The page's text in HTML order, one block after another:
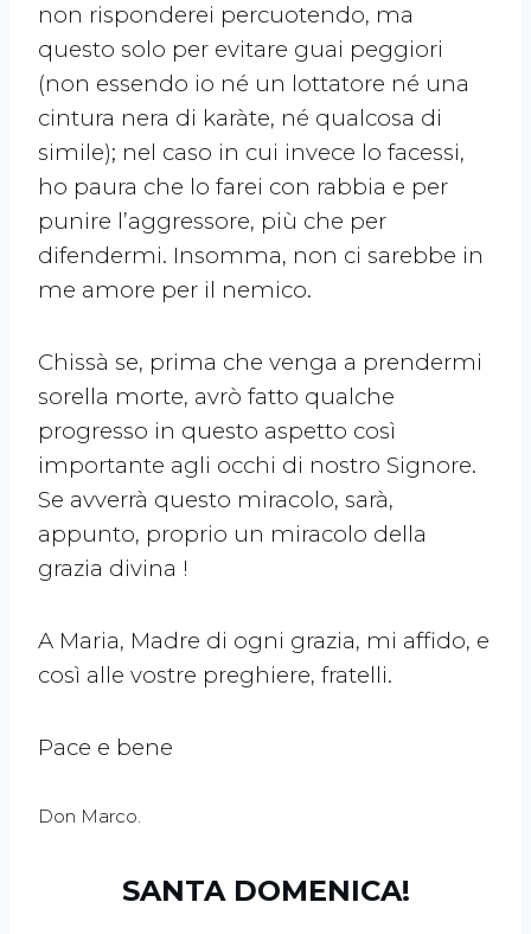
non risponderei percuotendo, ma
questo solo per evitare guai peggiori
(non essendo io né un lottatore né una
cintura nera di karàte, né qualcosa di
simile); nel caso in cui invece lo facessi,
ho paura che lo farei con rabbia e per
punire l’aggressore, più che per
difendermi. Insomma, non ci sarebbe in
me amore per il nemico.
Chissà se, prima che venga a prendermi
sorella morte, avrò fatto qualche
progresso in questo aspetto così
importante agli occhi di nostro Signore.
Se avverrà questo miracolo, sarà,
appunto, proprio un miracolo della
grazia divina !
A Maria, Madre di ogni grazia, mi affido, e
così alle vostre preghiere, fratelli.
Pace e bene
Don Marco.
SANTA DOMENICA!